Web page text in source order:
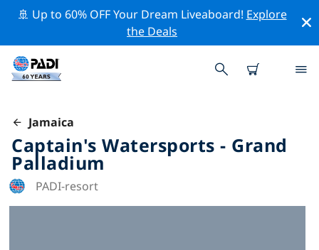
🚢 Up to 60% OFF Your Dream Liveaboard! Explore
the Deals
Jamaica
Captain's Watersports - Grand
Palladium
PADI-resort